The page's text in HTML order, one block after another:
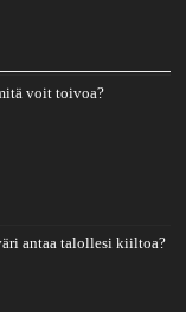
voit toivoa?
antaa talollesi kiiltoa?